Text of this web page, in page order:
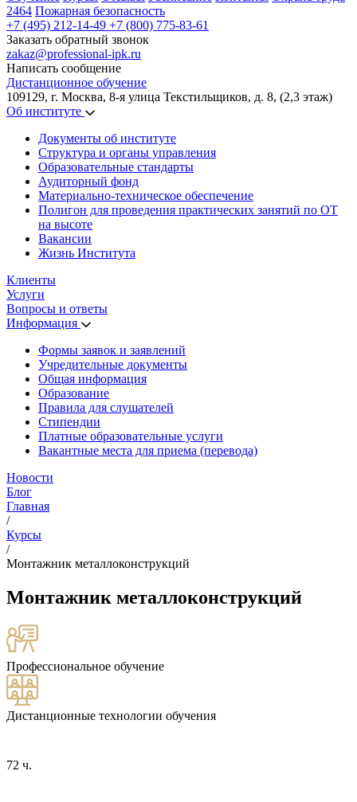
2464 Пожарная безопасность
+7 (495) 212-14-49 +7 (800) 775-83-61
Заказать обратный звонок
zakaz@professional-ipk.ru
Написать сообщение
Дистанционное обучение
109129, г. Москва, 8-я улица Текстильщиков, д. 8, (2,3 этаж)
Об институте
Документы об институте
Структура и органы управления
Образовательные стандарты
Аудиторный фонд
Материально-техническое обеспечение
Полигон для проведения практических занятий по ОТ
на высоте
Вакансии
Жизнь Института
Клиенты
Услуги
Вопросы и ответы
Информация
Формы заявок и заявлений
Учредительные документы
Общая информация
Образование
Правила для слушателей
Стипендии
Платные образовательные услуги
Вакантные места для приема (перевода)
Новости
Блог
Главная
/
Курсы
/
Монтажник металлоконструкций
Монтажник металлоконструкций
Профессиональное обучение
Дистанционные технологии обучения
72 ч.